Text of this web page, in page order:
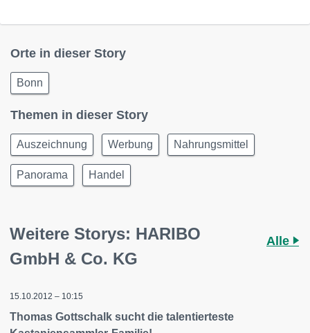
Orte in dieser Story
Bonn
Themen in dieser Story
Auszeichnung Werbung Nahrungsmittel
Panorama Handel
Weitere Storys: HARIBO
GmbH & Co. KG
Alle
15.10.2012 – 10:15
Thomas Gottschalk sucht die talentierteste